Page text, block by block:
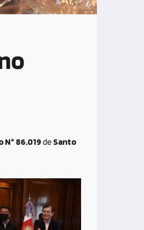
86.019deSanto